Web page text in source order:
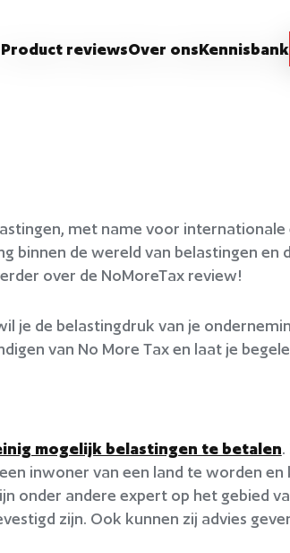
Product reviewsOver onsKennisbank
met name voor internationale
binnen de wereld van belastingen en
over de NoMoreTax review!
je de belastingdruk van je
van No More Tax en laat je
mogelijk belastingen te betalen
inwoner van een land te worden en
onder andere expert op het gebied
zijn. Ook kunnen zij advies